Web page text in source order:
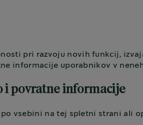
pri razvoju novih funkcij,
informacije uporabnikov v
i povratne informacije
vsebini na tej spletni strani ali